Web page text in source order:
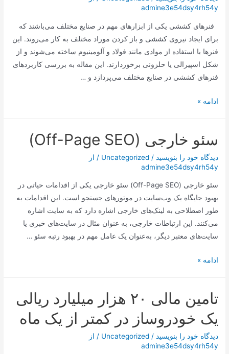
امروز
به
پایان
می‌رسد
admine3e54dsy4rh54y
فنرهای کششی یکی از ابزارهای مهم در صنایع مختلف می‌باشند که
برای ایجاد نیروی کششی و باز کردن موراد مختلف به کار می‌روند. این
فنرها با استفاده از موادی مانند فولاد و آلومینیوم ساخته می‌شوند و از
شکل اسپیرالی یا حلزونی برخوردارند. این مقاله به بررسی کاربردهای
فنرهای کششی در صنایع مختلف می‌پردازد و …
:
کششی
صنایع
ادامه »
سئو خارجی (Off-Page SEO)
دیدگاه‌ خود را بنویسید /
Uncategorized / از
admine3e54dsy4rh54y
سئو خارجی (Off-Page SEO) سئو خارجی یکی از اقدامات حیاتی در
بهبود جایگاه یک وب‌سایت در موتورهای جستجو است. این اقدامات به
طور اصطلاحی به لینک‌های خارجی اشاره دارد که به سایت اشاره
می‌کنند. این ارتباطات خارجی، به عنوان مثال در سایت‌های خبری یا
سایت‌های معتبر دیگر، به‌عنوان یک عامل مهم در بهبود رتبه سئو …
سئو
Page
SEO)
ادامه »
تامین مالی ۲۰ هزار میلیارد ریالی
یک خودروساز در کمتر از یک ماه
دیدگاه‌ خود را بنویسید /
Uncategorized / از
admine3e54dsy4rh54y